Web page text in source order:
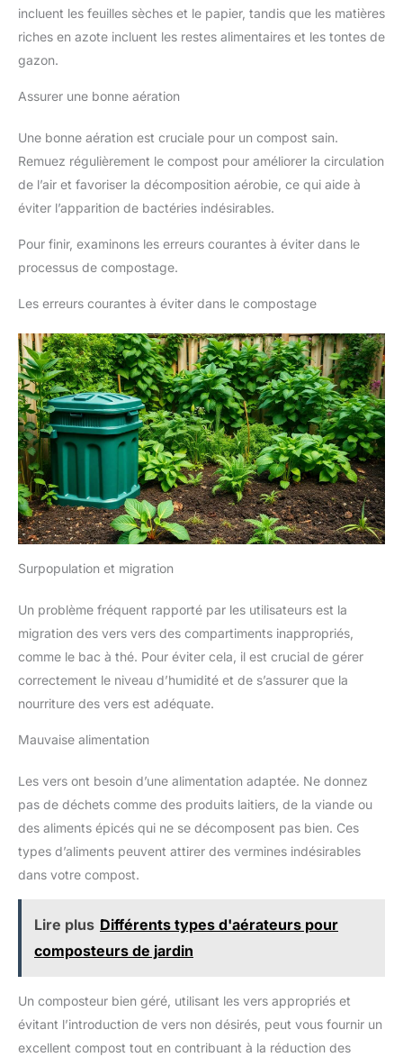
incluent les feuilles sèches et le papier, tandis que les matières
riches en azote incluent les restes alimentaires et les tontes de
gazon.
Assurer une bonne aération
Une bonne aération est cruciale pour un compost sain.
Remuez régulièrement le compost pour améliorer la circulation
de l’air et favoriser la décomposition aérobie, ce qui aide à
éviter l’apparition de bactéries indésirables.
Pour finir, examinons les erreurs courantes à éviter dans le
processus de compostage.
Les erreurs courantes à éviter dans le compostage
Surpopulation et migration
Un problème fréquent rapporté par les utilisateurs est la
migration des vers vers des compartiments inappropriés,
comme le bac à thé. Pour éviter cela, il est crucial de gérer
correctement le niveau d’humidité et de s’assurer que la
nourriture des vers est adéquate.
Mauvaise alimentation
Les vers ont besoin d’une alimentation adaptée. Ne donnez
pas de déchets comme des produits laitiers, de la viande ou
des aliments épicés qui ne se décomposent pas bien. Ces
types d’aliments peuvent attirer des vermines indésirables
dans votre compost.
Lire plus Différents types d'aérateurs pour
composteurs de jardin
Un composteur bien géré, utilisant les vers appropriés et
évitant l’introduction de vers non désirés, peut vous fournir un
excellent compost tout en contribuant à la réduction des